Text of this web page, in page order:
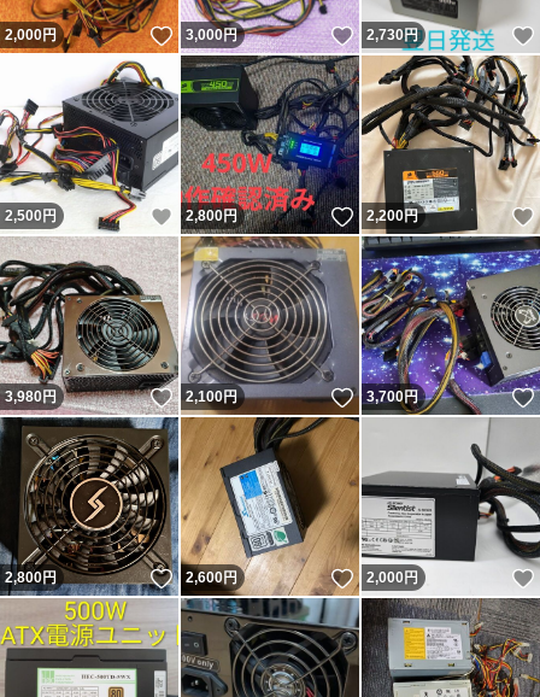
2,000円 いいね！
3,000円 いいね！
2,730円
2,500 円 いいね！
2,800円 いいね！
2,200円
3,980円 いいね！
2,100円 いいね！
3,700円
2,800円 いいね！
2,600円 いいね！
2,000 円